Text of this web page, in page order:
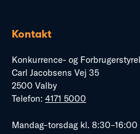
Kontakt
Konkurrence- og
Carl Jacobsens Vej 35
2500 Valby
Telefon: 4171 5000
Mandag–torsdag kl. 8:30–16:00